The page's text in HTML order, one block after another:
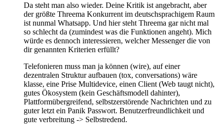
Da steht man also wieder. Deine Kritik ist angebracht, aber
der größte Threema Konkurrent im deutschsprachigem Raum
ist nunmal Whatsapp. Und hier steht Threema gar nicht mal
so schlecht da (zumindest was die Funktionen angeht). Mich
würde es dennoch interessieren, welcher Messenger die von
dir genannten Kriterien erfüllt?
Telefonieren muss man ja können (wire), auf einer
dezentralen Struktur aufbauen (tox, conversations) wäre
klasse, eine Prise Multidevice, einen Client (Web taugt nicht),
gutes Ökosystem (kein Geschäftsmodell dahinter),
Plattformübergreifend, selbstzerstörende Nachrichten und zu
guter letzt ein Panik Passwort. Benutzerfreundlichkeit und
gute verbreitung -> Selbstredend.